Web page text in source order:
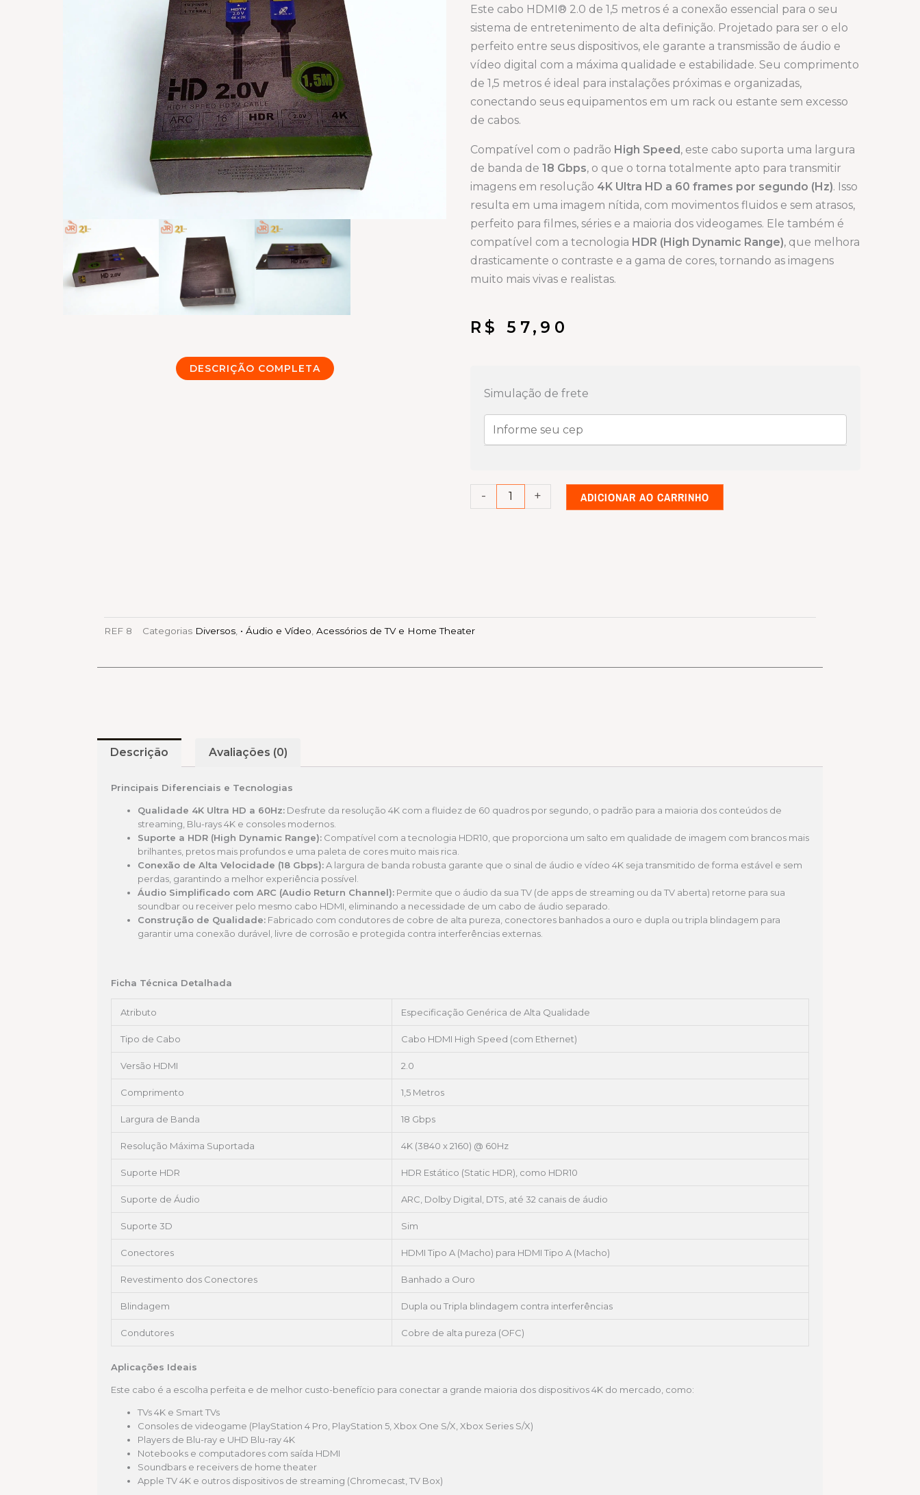
DESCRIÇÃO COMPLETA
Este cabo HDMI® 2.0 de 1,5 metros é a conexão essencial para o seu
sistema de entretenimento de alta definição. Projetado para ser o elo
perfeito entre seus dispositivos, ele garante a transmissão de áudio e
vídeo digital com a máxima qualidade e estabilidade. Seu comprimento
de 1,5 metros é ideal para instalações próximas e organizadas,
conectando seus equipamentos em um rack ou estante sem excesso
de cabos.
Compatível com o padrão High Speed , este cabo suporta uma largura
de banda de 18 Gbps, o que o torna totalmente apto para transmitir
imagens em resolução 4K Ultra HD a 60 frames por segundo (Hz). Isso
resulta em uma imagem nítida, com movimentos fluidos e sem atrasos,
perfeito para filmes, séries e a maioria dos videogames. Ele também é
compatível com a tecnologia HDR (High Dynamic Range), que melhora
drasticamente o contraste e a gama de cores, tornando as imagens
muito mais vivas e realistas.
R$ 57,90
Simulação de frete
-
HDMI
–
High
+ ADICIONAR AO CARRINHO
REF 8 Categorias Diversos • Áudio e Vídeo Acessórios de TV e Home Theater
Descrição Avaliações (0)
Principais Diferenciais e Tecnologias
Qualidade 4K Ultra HD a 60Hz: Desfrute da resolução 4K com a fluidez de 60 quadros por segundo, o padrão para a maioria dos conteúdos de
streaming, Blu-rays 4K e consoles modernos.
Suporte a HDR (High Dynamic Range): Compatível com a tecnologia HDR10, que proporciona um salto em qualidade de imagem com brancos mais
brilhantes, pretos mais profundos e uma paleta de cores muito mais rica.
Conexão de Alta Velocidade (18 Gbps):A largura de banda robusta garante que o sinal de áudio e vídeo 4K seja transmitido de forma estável e sem
perdas, garantindo a melhor experiência possível.
Áudio Simplificado com ARC (Audio Return Channel): Permite que o áudio da sua TV (de apps de streaming ou da TV aberta) retorne para sua
soundbar ou receiver pelo mesmo cabo HDMI, eliminando a necessidade de um cabo de áudio separado.
Construção de Qualidade: Fabricado com condutores de cobre de alta pureza, conectores banhados a ouro e dupla ou tripla blindagem para
garantir uma conexão durável, livre de corrosão e protegida contra interferências externas.
Ficha Técnica Detalhada
Atributo Especificação Genérica de Alta Qualidade
Tipo de Cabo Cabo HDMI High Speed (com Ethernet)
Versão HDMI 2.0
Comprimento 1,5 Metros
Largura de Banda 18 Gbps
Resolução Máxima Suportada 4K (3840 x 2160) @ 60Hz
Suporte HDR HDR Estático (Static HDR), como HDR10
Suporte de Áudio ARC, Dolby Digital, DTS, até 32 canais de áudio
Suporte 3D Sim
Conectores HDMI Tipo A (Macho) para HDMI Tipo A (Macho)
Revestimento dos Conectores Banhado a Ouro
Blindagem Dupla ou Tripla blindagem contra interferências
Condutores Cobre de alta pureza (OFC)
Aplicações Ideais
Este cabo é a escolha perfeita e de melhor custo-benefício para conectar a grande maioria dos dispositivos 4K do mercado, como:
TVs 4K e Smart TVs
Consoles de videogame (PlayStation 4 Pro, PlayStation 5, Xbox One S/X, Xbox Series S/X)
Players de Blu-ray e UHD Blu-ray 4K
Notebooks e computadores com saída HDMI
Soundbars e receivers de home theater
Apple TV 4K e outros dispositivos de streaming (Chromecast, TV Box)